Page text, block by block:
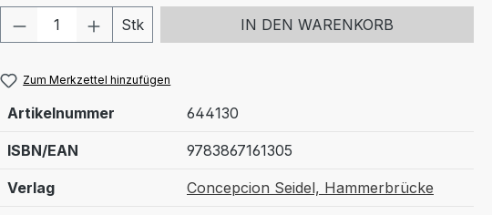
Produkt Anzahl: Gib den gewünschten Wert
Stk IN DEN WARENKORB
Zum Merkzettel hinzufügen
Artikelnummer 644130
ISBN/EAN 9783867161305
Verlag Concepcion Seidel, Hammerbrücke